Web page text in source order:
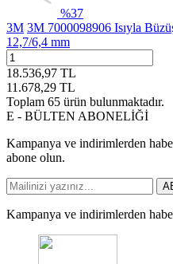
%37
3M 3M 7000098906 Isıyla
12,7/6,4 mm
18.536,97 TL
11.678,29 TL
Toplam 65 ürün bulunmaktadır.
E - BÜLTEN ABONELİĞİ
Kampanya ve indirimlerden
abone olun.
Kampanya ve indirimlerden